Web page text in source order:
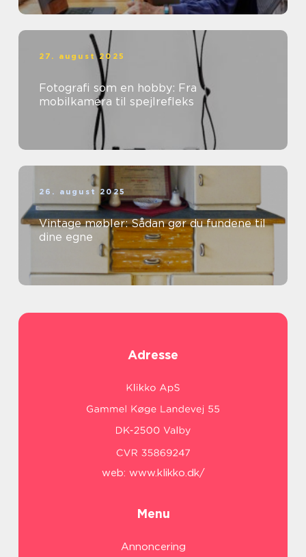
27. august 2025
Fotografi som en hobby: Fra
mobilkamera til spejlrefleks
26. august 2025
Vintage møbler: Sådan gør du fundene til
dine egne
Adresse
web: www.klikko.dk/
Menu
Annoncering